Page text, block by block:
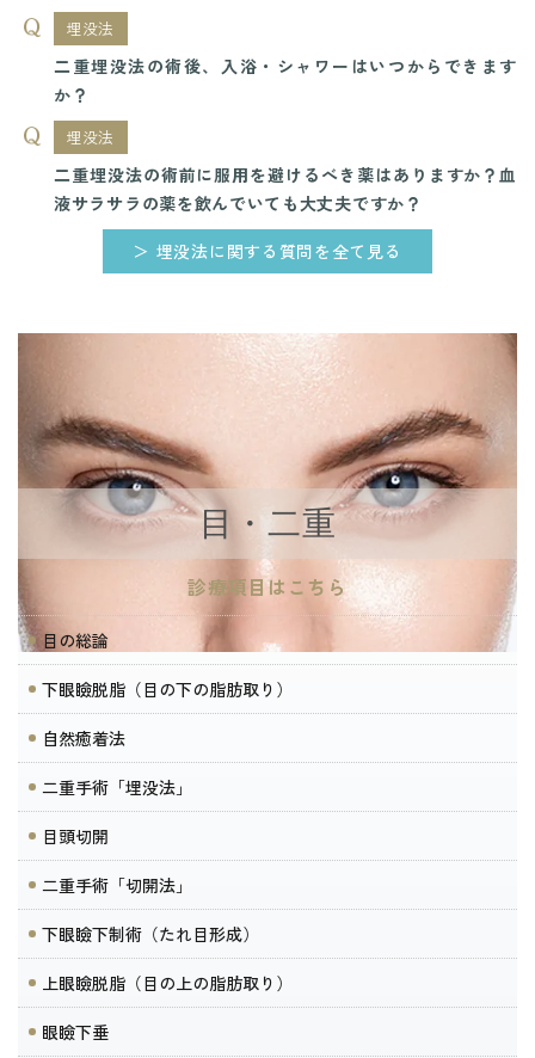
埋没法
二重埋没法の術後、入浴・シャワーはいつからできます
か？
埋没法
二重埋没法の術前に服用を避けるべき薬はありますか？血
液サラサラの薬を飲んでいても大丈夫ですか？
＞ 埋没法に関する質問を全て見る
目・二重
診療項目はこちら
目の総論
下眼瞼脱脂（目の下の脂肪取り）
自然癒着法
二重手術「埋没法」
目頭切開
二重手術「切開法」
下眼瞼下制術（たれ目形成）
上眼瞼脱脂（目の上の脂肪取り）
眼瞼下垂